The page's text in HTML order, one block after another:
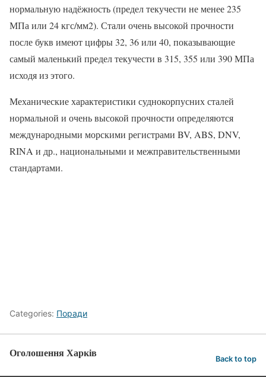
нормальную надёжность (предел текучести не менее 235
МПа или 24 кгс/мм2). Стали очень высокой прочности
после букв имеют цифры 32, 36 или 40, показывающие
самый маленький предел текучести в 315, 355 или 390 МПа
исходя из этого.
Механические характеристики суднокорпусних сталей
нормальной и очень высокой прочности определяются
международными морскими регистрами BV, ABS, DNV,
RINA и др., национальными и межправительственными
стандартами.
Categories: Поради
Оголошення Харків Back to top